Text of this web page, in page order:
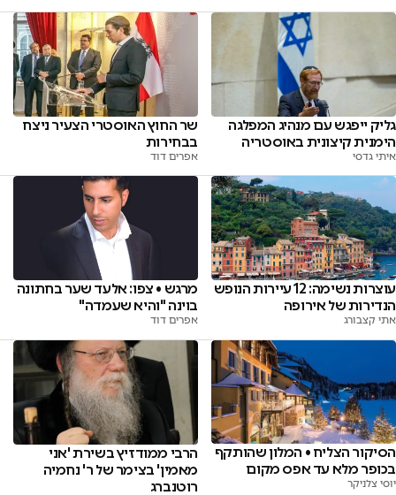
גליק ייפגש עם מנהיג המפלגה
הימנית קיצונית באוסטריה
איתי גדסי
שר החוץ האוסטרי הצעיר ניצח
בבחירות
אפרים דוד
עוצרות נשימה: 12 עיירות הנופש
הנדירות של אירופה
אתי קצבורג
מרגש • צפו: אלעד שער בחתונה
בוינה "והיא שעמדה"
אפרים דוד
הסיקור הצליח • המלון שהותקף
בכופר מלא עד אפס מקום
יוסי צלניקר
הרבי ממודזיץ בשירת 'אני
מאמין' בצימר של ר' נחמיה
רוטנברג